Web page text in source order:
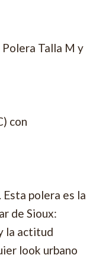
Polera Talla M y
con
polera es la
de Sioux:
la actitud
look urbano